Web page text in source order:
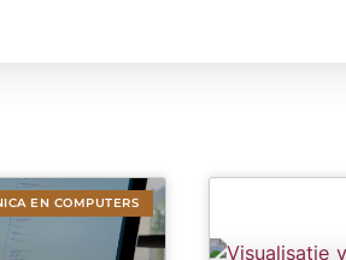
EN COMPUTERS